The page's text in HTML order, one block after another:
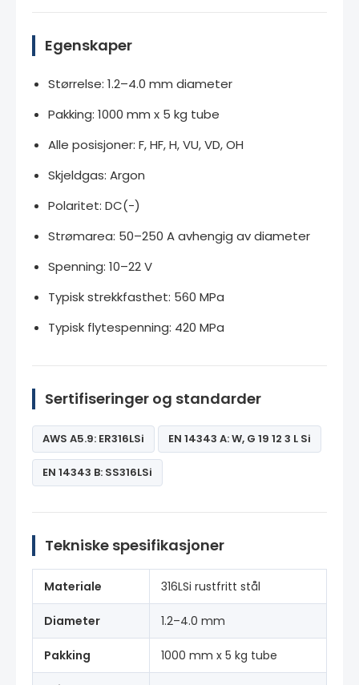
Egenskaper
Størrelse: 1.2–4.0 mm diameter
Pakking: 1000 mm x 5 kg tube
Alle posisjoner: F, HF, H, VU, VD, OH
Skjeldgas: Argon
Polaritet: DC(-)
Strømarea: 50–250 A avhengig av diameter
Spenning: 10–22 V
Typisk strekkfasthet: 560 MPa
Typisk flytespenning: 420 MPa
Sertifiseringer og standarder
AWS A5.9: ER316LSi EN 14343 A: W, G 19 12 3 L Si
EN 14343 B: SS316LSi
Tekniske spesifikasjoner
Materiale 316LSi rustfritt stål
Diameter 1.2–4.0 mm
Pakking 1000 mm x 5 kg tube